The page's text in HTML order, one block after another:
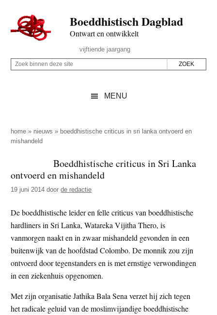
naar
de
inhoud
secondary
naar
de
sidebar
naar
de
Boeddhistisch Dagblad
Ontwart en ontwikkelt
Rechts
vijftiende jaargang
Z
p
d
z
e
i
t
e
Z
i
n
n
d
z
e
s
i
t
e
MENU
home » nieuws » boeddhistische criticus in sri lanka ontvoerd en
mishandeld
Boeddhistische criticus in Sri Lanka
ontvoerd en mishandeld
19 juni 2014 doorde redactie
De boeddhistische leider en felle criticus van boeddhistische
hardliners in Sri Lanka, Watareka Vijitha Thero, is
vanmorgen naakt en in zwaar mishandeld gevonden in een
buitenwijk van de hoofdstad Colombo. De monnik zou zijn
ontvoerd door tegenstanders en is met ernstige verwondingen
in een ziekenhuis opgenomen.
Met zijn organisatie Jathika Bala Sena verzet hij zich tegen
het radicale geluid van de moslimvijandige boeddhistische